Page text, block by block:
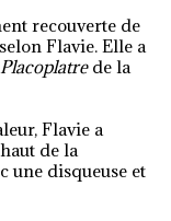
recouverte de
Flavie. Elle a
Placoplatrede la
Flavie a
de la
une disqueuse et